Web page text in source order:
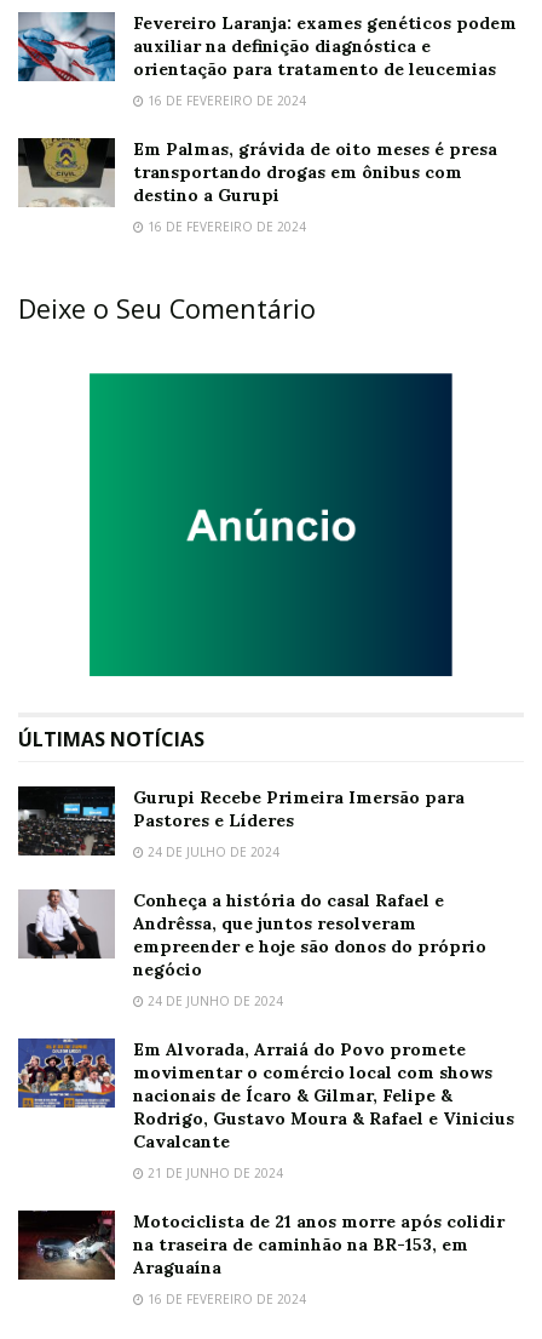
Fevereiro Laranja: exames genéticos podem
auxiliar na definição diagnóstica e
orientação para tratamento de leucemias
16 DE FEVEREIRO DE 2024
Em Palmas, grávida de oito meses é presa
transportando drogas em ônibus com
destino a Gurupi
16 DE FEVEREIRO DE 2024
Deixe o Seu Comentário
ÚLTIMAS NOTÍCIAS
Gurupi Recebe Primeira Imersão para
Pastores e Líderes
24 DE JULHO DE 2024
Conheça a história do casal Rafael e
Andrêssa, que juntos resolveram
empreender e hoje são donos do próprio
negócio
24 DE JUNHO DE 2024
Em Alvorada, Arraiá do Povo promete
movimentar o comércio local com shows
nacionais de Ícaro & Gilmar, Felipe &
Rodrigo, Gustavo Moura & Rafael e Vinicius
Cavalcante
21 DE JUNHO DE 2024
Motociclista de 21 anos morre após colidir
na traseira de caminhão na BR-153, em
Araguaína
16 DE FEVEREIRO DE 2024